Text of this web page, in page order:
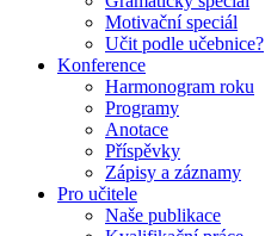
Motivační speciál
Učit podle učebnice?
Konference
Harmonogram roku
Programy
Anotace
Příspěvky
Zápisy a záznamy
Pro učitele
Naše publikace